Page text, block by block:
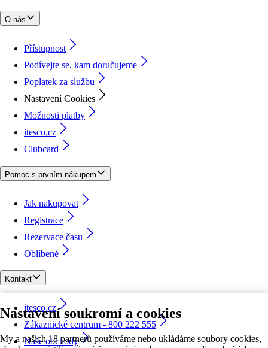
Nastavení soukromí a cookies
My a našich 18 partnerů používáme nebo ukládáme soubory cookies,
O nás
Přístupnost
Podívejte se, kam doručujeme
Poplatek za službu
Nastavení Cookies
Možnosti platby
itesco.cz
Clubcard
Pomoc s prvním nákupem
Jak nakupovat
Registrace
Rezervace času
Oblíbené
Kontakt
itesco.cz
Zákaznické centrum - 800 222 555
Naše obchody